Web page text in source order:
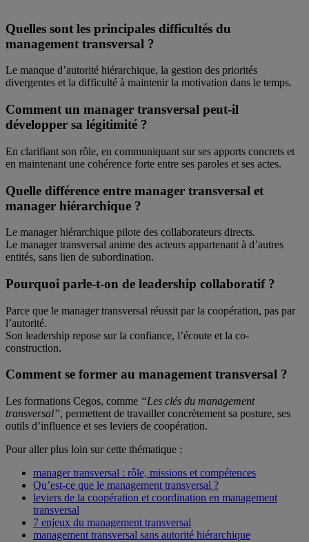
Quelles sont les principales difficultés du
management transversal ?
Le manque d’autorité hiérarchique, la gestion des priorités
divergentes et la difficulté à maintenir la motivation dans le temps.
Comment un manager transversal peut-il
développer sa légitimité ?
En clarifiant son rôle, en communiquant sur ses apports concrets et
en maintenant une cohérence forte entre ses paroles et ses actes.
Quelle différence entre manager transversal et
manager hiérarchique ?
Le manager hiérarchique pilote des collaborateurs directs.
Le manager transversal anime des acteurs appartenant à d’autres
entités, sans lien de subordination.
Pourquoi parle-t-on de leadership collaboratif ?
Parce que le manager transversal réussit par la coopération, pas par
l’autorité.
Son leadership repose sur la confiance, l’écoute et la co-
construction.
Comment se former au management transversal ?
Les formations Cegos, comme “Les clés du management
transversal”, permettent de travailler concrètement sa posture, ses
outils d’influence et ses leviers de coopération.
Pour aller plus loin sur cette thématique :
manager transversal : rôle, missions et compétences
Qu’est-ce que le management transversal ?
leviers de la coopération et coordination en management
transversal
7 enjeux du management transversal
management transversal sans autorité hiérarchique